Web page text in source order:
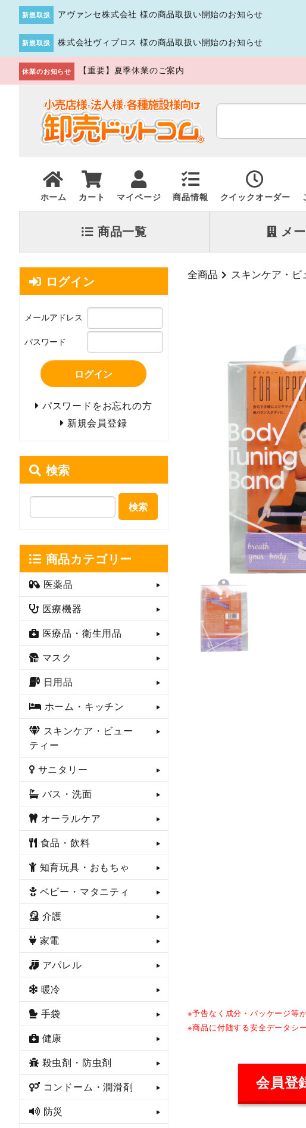
新規取扱 アヴァンセ株式会社 様の商品取扱い開始のお知らせ
新規取扱 株式会社ヴィプロス 様の商品取扱い開始のお知らせ
休業のお知らせ 【重要】夏季休業のご案内
ホーム カート マイページ 商品情報 クイックオーダー
商品一覧 メ
全商品 スキンケア・ビ
※予告なく成分・パッケージ等
※商品に付随する安全データシ
会員登
ログイン
メールアドレス
パスワード
ログイン
パスワードをお忘れの方
新規会員登録
検索
検索
商品カテゴリー
医薬品
医療機器
医療品・衛生用品
マスク
日用品
ホーム・キッチン
スキンケア・ビュー
ティー
サニタリー
バス・洗面
オーラルケア
食品・飲料
知育玩具・おもちゃ
ベビー・マタニティ
介護
家電
アパレル
暖冷
手袋
健康
殺虫剤・防虫剤
コンドーム・潤滑剤
防災